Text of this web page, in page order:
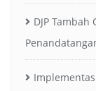
DJP Tambah